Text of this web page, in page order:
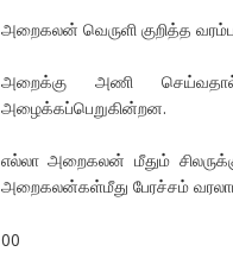
அறைகலன் வெருளி குறித்த
அறைக்கு அணி
அழைக்கப்பெறுகின்றன.
எல்லா அறைகலன் மீதும்
அறைகலன்கள்மீது பேரச்சம்
00